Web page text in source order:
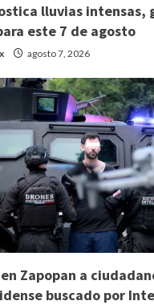
lluvias intensas,
este 7 de agosto
agosto 7, 2026
Zapopan a
buscado por
2 agosto 8, 2026
3
Defunciones en
pandemia, señala
agosto 8, 2026
4
Pronostican
Femenil sobre Cruz
Jornada 2
agosto 8, 2026
De la Espriella
discurso como
Colombia con diez